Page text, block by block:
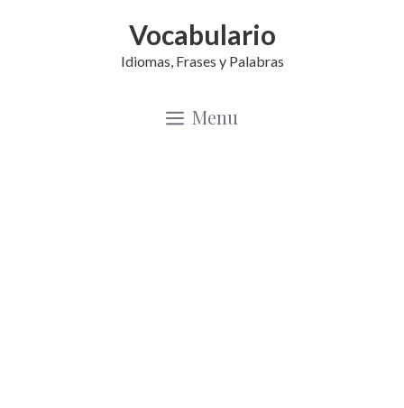
Vocabulario
Idiomas, Frases y Palabras
Menu